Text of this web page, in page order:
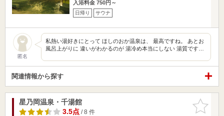
入浴料金 750円～
日帰り サウナ
匿名
私熱い湯好きにとって ほしのおか温泉は、 最高ですね。 あとお
風呂上がりに 違いがわかるのが 湯冷め本当にしない 湯質です…
関連情報から探す
お気に入
りに追加
星乃岡温泉・千湯館
3.5点/ 8 件